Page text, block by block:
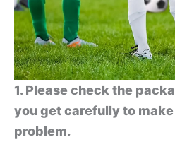
1. Please check the
you get carefully to
problem.